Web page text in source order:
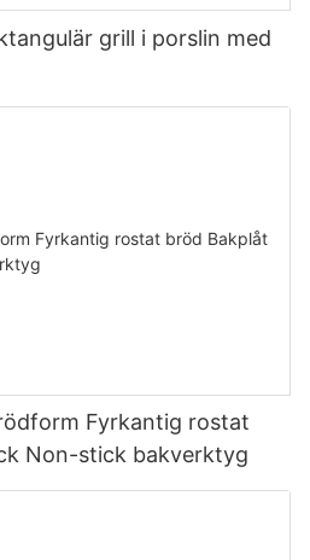
grill i porslin med
Fyrkantig rostat
Non-stick bakverktyg